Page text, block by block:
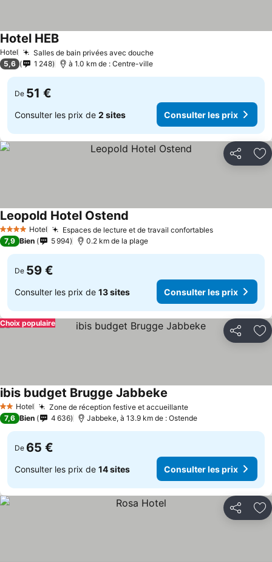
Hotel Salles de bain privées avec doucheConsulter les prix
Hotel HEBConsulter les prix
5,6 1 248 à 1.0 km de : Centre-ville
De 51 €
Consulter les prix de 2 sites Consulter les prix
Partager
4 Étoiles Hotel Espaces de lecture et de travail confortablesConsulter
Leopold Hotel Ostend
7,9 Bien 5 994 0.2 km de la plage
De 59 €
Consulter les prix de 13 sites Consulter les prix
Partager
Choix populaire
2 Étoiles
Hotel Zone de réception festive et accueillanteConsulter les prix
ibis budget Brugge Jabbeke
7,6 Bien 4 636 Jabbeke, à 13.9 km de : Ostende
De 65 €
Consulter les prix de 14 sites Consulter les prix
Partager